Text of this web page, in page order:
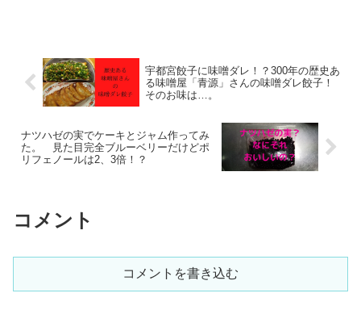
宇都宮餃子に味噌ダレ！？300年の歴史あ
る味噌屋「青源」さんの味噌ダレ餃子！
そのお味は…。
ナツハゼの実でケーキとジャム作ってみ
た。 見た目完全ブルーベリーだけどポ
リフェノールは2、3倍！？
コメント
コメントを書き込む